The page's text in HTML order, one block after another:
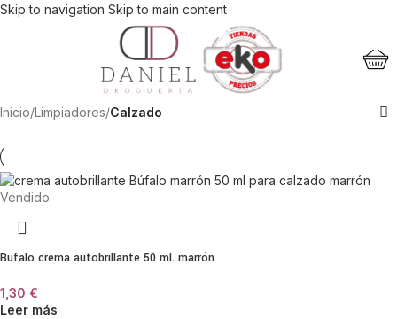
Skip to navigation Skip to main content
Inicio/Limpiadores/Calzado
Vendido
Bufalo crema autobrillante 50 ml. marrón
1,30 €
Leer más